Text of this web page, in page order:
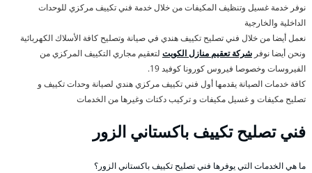
نوفر خدمة غسيل وتنظيف المكيفات من خلال خدمة فني تكييف مركزي للوحدات
الداخلية والخارجية
نعمل أيضا من خلال فني تصليح تكييف هندي في صيانة وتصليح كافة الأسلاك الكهربائية
ونحن أيضا نوفر شركة تعقيم منازل الكويت لتعقيم مجاري التكييف المركزي من
الفيروسات وخصوصا فيروس كورونا كوفيد 19.
كافة خدمات الصيانة يقدمها أول فني تكييف مركزي هندي لصيانة وحدات تكييف و
تصليح مكيفات و غسيل مكيفات و تركيب دكتات وغيرها من الخدمات
فني تصليح تكييف باكستاني الزور
ما هي الخدمات التي يوفرها فني تصليح تكييف باكستاني الزور؟